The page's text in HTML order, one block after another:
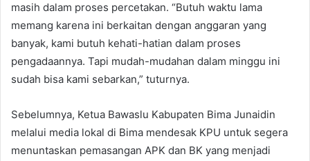
masih dalam proses percetakan. “Butuh waktu lama
memang karena ini berkaitan dengan anggaran yang
banyak, kami butuh kehati-hatian dalam proses
pengadaannya. Tapi mudah-mudahan dalam minggu ini
sudah bisa kami sebarkan,” tuturnya.
Sebelumnya, Ketua Bawaslu Kabupaten Bima Junaidin
melalui media lokal di Bima mendesak KPU untuk segera
menuntaskan pemasangan APK dan BK yang menjadi